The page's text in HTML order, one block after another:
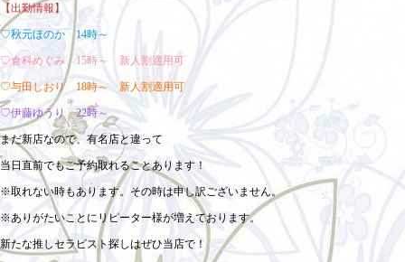
【出勤情報】
♡秋元ほのか 14時～
♡倉科めぐみ 15時～ 新人割適用可
♡与田しおり 18時～ 新人割適用可
♡伊藤ゆうり 22時～
まだ新店なので、有名店と違って
当日直前でもご予約取れることあります！
※取れない時もあります。その時は申し訳ございません。
※ありがたいことにリピーター様が増えております。
新たな推しセラピスト探しはぜひ当店で！